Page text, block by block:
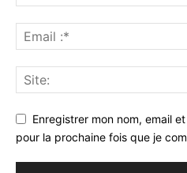
Enregistrer mon nom, email
pour la prochaine fois que je